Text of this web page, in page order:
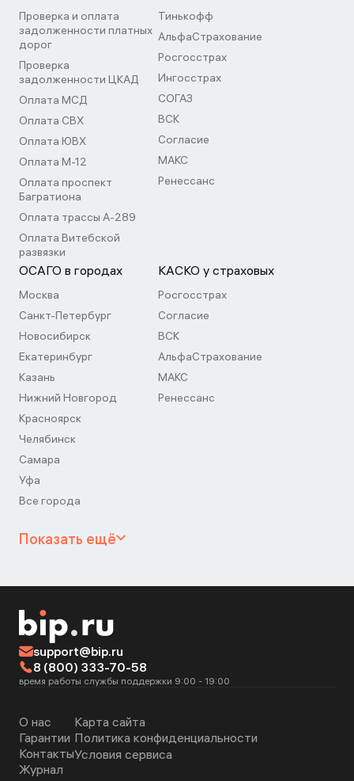
Проверка и оплата
задолженности платных
дорог
Проверка
задолженности ЦКАД
Оплата МСД
Оплата СВХ
Оплата ЮВХ
Оплата М-12
Оплата проспект
Багратиона
Оплата трассы А-289
Оплата Витебской
развязки
Тинькофф
АльфаСтрахование
Росгосстрах
Ингосстрах
СОГАЗ
ВСК
Согласие
МАКС
Ренессанс
ОСАГО в городах
Москва
Санкт-Петербург
Новосибирск
Екатеринбург
Казань
Нижний Новгород
Красноярск
Челябинск
Самара
Уфа
Все города
КАСКО у страховых
Росгосстрах
Согласие
ВСК
АльфаСтрахование
МАКС
Ренессанс
Показать ещё
support@bip.ru
8 (800) 333-70-58
время работы службы поддержки 9:00 - 19:00
О нас
Гарантии
Контакты
Журнал
Карта сайта
Политика конфиденциальности
Условия сервиса